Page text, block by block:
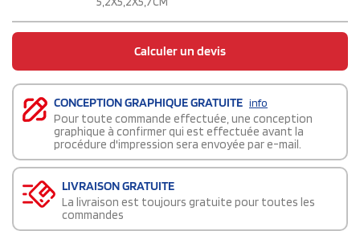
Calculer un devis
CONCEPTION GRAPHIQUE GRATUITE info
Pour toute commande effectuée, une conception
graphique à confirmer qui est effectuée avant la
procédure d'impression sera envoyée par e-mail.
LIVRAISON GRATUITE
La livraison est toujours gratuite pour toutes les
commandes